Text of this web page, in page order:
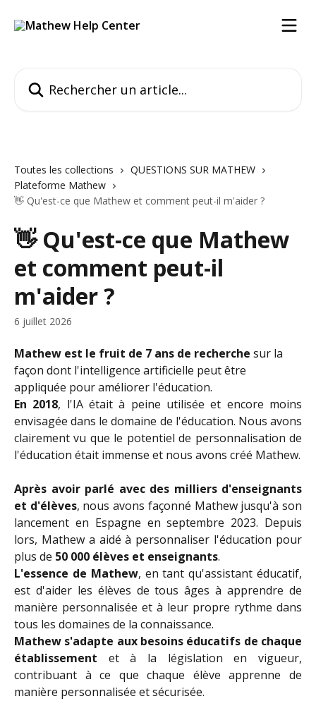
Toutes les collections
QUESTIONS SUR MATHEW
Plateforme Mathew
👋 Qu'est-ce que Mathew et comment peut-il m'aider ?
👋 Qu'est-ce que Mathew
et comment peut-il
m'aider ?
6 juillet 2026
Mathew est le fruit de 7 ans de recherche sur la
façon dont l'intelligence artificielle peut être
appliquée pour améliorer l'éducation.
En 2018, l'IA était à peine utilisée et encore moins
envisagée dans le domaine de l'éducation. Nous avons
clairement vu que le potentiel de personnalisation de
l'éducation était immense et nous avons créé Mathew.
Après avoir parlé avec des milliers d'enseignants
et d'élèves, nous avons façonné Mathew jusqu'à son
lancement en Espagne en septembre 2023. Depuis
lors, Mathew a aidé à personnaliser l'éducation pour
plus de 50 000 élèves et enseignants.
L'essence de Mathew, en tant qu'assistant éducatif,
est d'aider les élèves de tous âges à apprendre de
manière personnalisée et à leur propre rythme dans
tous les domaines de la connaissance.
Mathew s'adapte aux besoins éducatifs de chaque
établissement et à la législation en vigueur,
contribuant à ce que chaque élève apprenne de
manière personnalisée et sécurisée.